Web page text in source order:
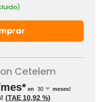
Cetelem
en meses!
(TAE 10,92 %)